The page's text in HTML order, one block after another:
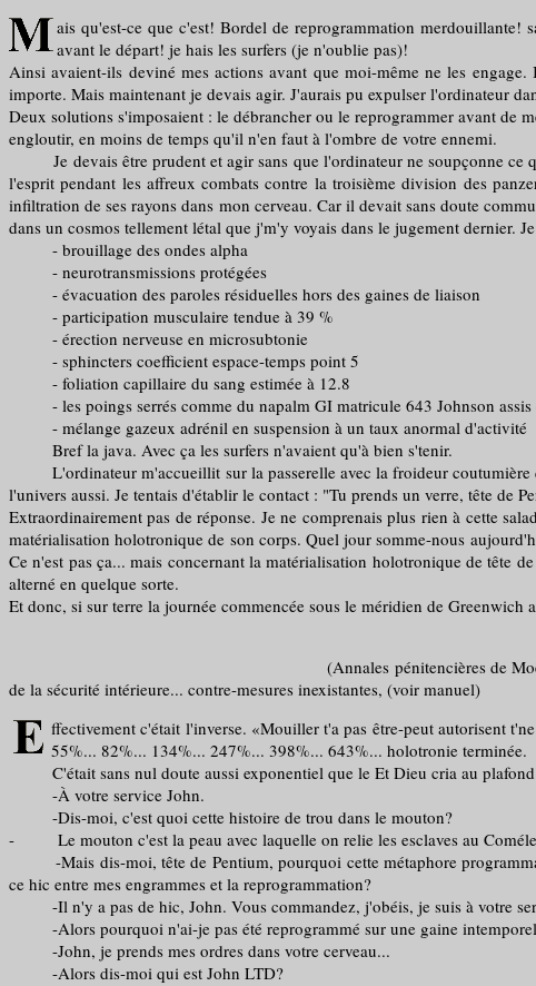
ais qu'est-ce que c'est! Bordel de reprogrammation
avant le départ! je hais les surfers (je n'oublie pas)!
Ainsi avaient-ils deviné mes actions avant que moi-même ne les
importe. Mais maintenant je devais agir. J'aurais pu expulser l'ordinateur
Deux solutions s'imposaient : le débrancher ou le reprogrammer avant de
engloutir, en moins de temps qu'il n'en faut à l'ombre de votre ennemi.
Je devais être prudent et agir sans que l'ordinateur ne soupçonne ce
l'esprit pendant les affreux combats contre la troisième division des
infiltration de ses rayons dans mon cerveau. Car il devait sans doute
dans un cosmos tellement létal que j'm'y voyais dans le jugement dernier.
- brouillage des ondes alpha
- neurotransmissions protégées
- évacuation des paroles résiduelles hors des gaines de liaison
- participation musculaire tendue à 39 %
- érection nerveuse en microsubtonie
- sphincters coefficient espace-temps point 5
- foliation capillaire du sang estimée à 12.8
- les poings serrés comme du napalm GI matricule 643 Johnson assis
- mélange gazeux adrénil en suspension à un taux anormal d'activité
Bref la java. Avec ça les surfers n'avaient qu'à bien s'tenir.
L'ordinateur m'accueillit sur la passerelle avec la froideur coutumière
l'univers aussi. Je tentais d'établir le contact : "Tu prends un verre, tête de
Extraordinairement pas de réponse. Je ne comprenais plus rien à cette
matérialisation holotronique de son corps. Quel jour somme-nous
Ce n'est pas ça... mais concernant la matérialisation holotronique de tête
alterné en quelque sorte.
Et donc, si sur terre la journée commencée sous le méridien de
(Annales pénitencières de Moëbius p.117) Estampille de
de la sécurité intérieure... contre-mesures inexistantes, (voir manuel)
ffectivement c'était l'inverse. «Mouiller t'a pas être-peut autorisent
55%... 82%... 134%... 247%... 398%... 643%... holotronie terminée.
C'était sans nul doute aussi exponentiel que le Et Dieu cria au
-À votre service John.
-Dis-moi, c'est quoi cette histoire de trou dans le mouton?
- Le mouton c'est la peau avec laquelle on relie les esclaves au
-Mais dis-moi, tête de Pentium, pourquoi cette métaphore
ce hic entre mes engrammes et la reprogrammation?
-Il n'y a pas de hic, John. Vous commandez, j'obéis, je suis à votre
-Alors pourquoi n'ai-je pas été reprogrammé sur une gaine
-John, je prends mes ordres dans votre cerveau...
-Alors dis-moi qui est John LTD?